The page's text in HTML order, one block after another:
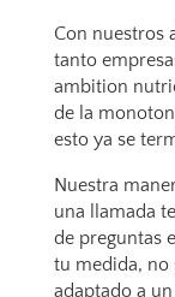
Con nuestros
tanto
ambition
de la
esto ya se
Nuestra
una llamada
de preguntas
tu medida, no
adaptado a